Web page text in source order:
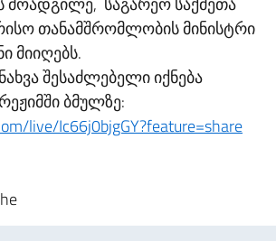
თანამშრომლობის მინისტრი
მიიღებს.
შესაძლებელი იქნება
ბმულზე:
live/Ic66j0bjgGY?feature=share